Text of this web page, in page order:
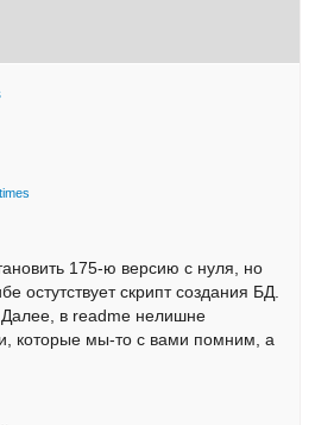
175-ю версию с нуля, но
остутствует скрипт создания БД.
в readme нелишне
которые мы-то с вами помним, а